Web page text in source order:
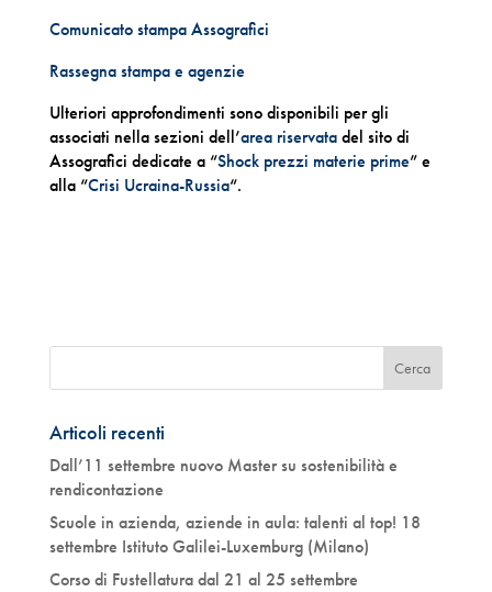
Comunicato stampa Assografici
Rassegna stampa e agenzie
Ulteriori approfondimenti sono disponibili per gli
associati nella sezioni dell’area riservatadel sito di
Assografici dedicate a “Shock prezzi materie prime” e
alla “Crisi Ucraina-Russia“.
Articoli recenti
Dall’11 settembre nuovo Master su sostenibilità e
rendicontazione
Scuole in azienda, aziende in aula: talenti al top! 18
settembre Istituto Galilei-Luxemburg (Milano)
Corso di Fustellatura dal 21 al 25 settembre